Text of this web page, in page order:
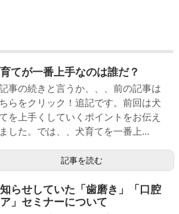
てが一番上手なのは誰だ？
事の続きと言うか、、、前の記事は
らをクリック！追記です。前回は犬
を上手くしていくポイントをお伝え
した。では、、犬育てを一番上...
記事を読む
らせしていた「歯磨き」「口腔
」セミナーについて